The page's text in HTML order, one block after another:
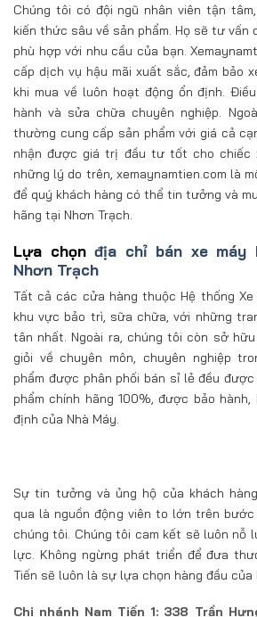
Chúng tôi có đội ngũ nhân viên tận
kiến thức sâu về sản phẩm. Họ sẽ tư vấn
phù hợp với nhu cầu của bạn.
cấp dịch vụ hậu mãi xuất sắc, đảm bảo
khi mua về luôn hoạt động ổn định.
hành và sửa chữa chuyên nghiệp.
thường cung cấp sản phẩm với giá cả
nhận được giá trị đầu tư tốt cho chiếc
những lý do trên, xemaynamtien.com là
để quý khách hàng có thể tin tưởng và
hãng tại Nhơn Trạch.
Lựa chọnđịa chỉ bán xe máy
Nhơn Trạch
Tất cả các cửa hàng thuộc Hệ thống Xe
khu vực bảo trì, sữa chữa, với những
tân nhất. Ngoài ra, chúng tôi còn sở
giỏi về chuyên môn, chuyên nghiệp
phẩm được phân phối bán sỉ lẻ đều
phẩm chính hãng 100%, được bảo
định của Nhà Máy.
Sự tin tưởng và ủng hộ của khách
qua là nguồn động viên to lớn trên
chúng tôi. Chúng tôi cam kết sẽ luôn nỗ
lực. Không ngừng phát triển để đưa
Tiến sẽ luôn là sự lựa chọn hàng đầu của
Chi nhánh Nam Tiến 1: 338 Trần